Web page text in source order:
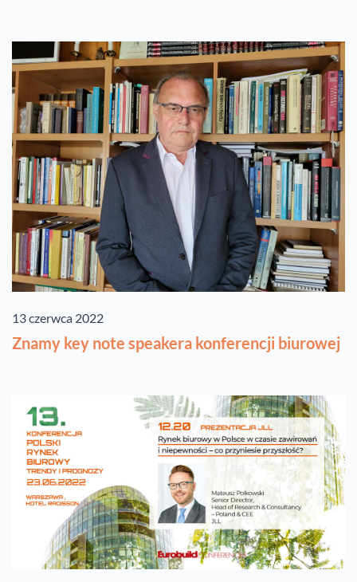
13 czerwca 2022
Znamy key note speakera konferencji biurowej